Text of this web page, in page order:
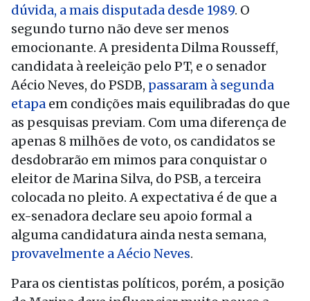
dúvida, a mais disputada desde 1989. O
segundo turno não deve ser menos
emocionante. A presidenta Dilma Rousseff,
candidata à reeleição pelo PT, e o senador
Aécio Neves, do PSDB, passaram à segunda
etapa em condições mais equilibradas do que
as pesquisas previam. Com uma diferença de
apenas 8 milhões de voto, os candidatos se
desdobrarão em mimos para conquistar o
eleitor de Marina Silva, do PSB, a terceira
colocada no pleito. A expectativa é de que a
ex-senadora declare seu apoio formal a
alguma candidatura ainda nesta semana,
provavelmente a Aécio Neves.
Para os cientistas políticos, porém, a posição